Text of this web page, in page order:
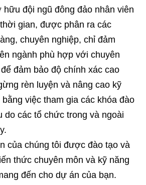
hữu đội ngũ đông đảo nhân viên
gian, được phân ra các
chuyên nghiệp, chỉ đảm
ngành phù hợp với chuyên
đảm bảo độ chính xác cao
rèn luyện và nâng cao kỹ
việc tham gia các khóa đào
do các tổ chức trong và ngoài
của chúng tôi được đào tạo và
thức chuyên môn và kỹ năng
đến cho dự án của bạn.